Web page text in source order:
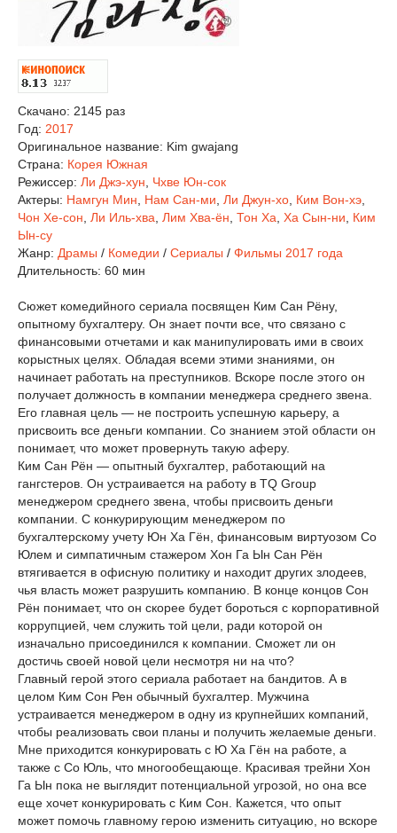
Скачано: 2145 раз
Год: 2017
Оригинальное название: Kim gwajang
Страна: Корея Южная
Режиссер: Ли Джэ-хун
Чхве Юн-сок
Актеры: Намгун Мин Нам Сан-ми Ли Джун-хо Ким Вон-хэ
Чон Хе-сон Ли Иль-хва Лим Хва-ён Тон Ха Ха Сын-ни
Ким
Ын-су
Жанр: Драмы / Комедии / Сериалы / Фильмы 2017 года
Длительность: 60 мин
Сюжет комедийного сериала посвящен Ким Сан Рёну,
опытному бухгалтеру. Он знает почти все, что связано с
финансовыми отчетами и как манипулировать ими в своих
корыстных целях. Обладая всеми этими знаниями, он
начинает работать на преступников. Вскоре после этого он
получает должность в компании менеджера среднего звена.
Его главная цель — не построить успешную карьеру, а
присвоить все деньги компании. Со знанием этой области он
понимает, что может провернуть такую ​​аферу.
Ким Сан Рён — опытный бухгалтер, работающий на
гангстеров. Он устраивается на работу в TQ Group
менеджером среднего звена, чтобы присвоить деньги
компании. С конкурирующим менеджером по
бухгалтерскому учету Юн Ха Гён, финансовым виртуозом Со
Юлем и симпатичным стажером Хон Га Ын Сан Рён
втягивается в офисную политику и находит других злодеев,
чья власть может разрушить компанию. В конце концов Сон
Рён понимает, что он скорее будет бороться с корпоративной
коррупцией, чем служить той цели, ради которой он
изначально присоединился к компании. Сможет ли он
достичь своей новой цели несмотря ни на что?
Главный герой этого сериала работает на бандитов. А в
целом Ким Сон Рен обычный бухгалтер. Мужчина
устраивается менеджером в одну из крупнейших компаний,
чтобы реализовать свои планы и получить желаемые деньги.
Мне приходится конкурировать с Ю Ха Гён на работе, а
также с Со Юль, что многообещающе. Красивая трейни Хон
Га Ын пока не выглядит потенциальной угрозой, но она все
еще хочет конкурировать с Ким Сон. Кажется, что опыт
может помочь главному герою изменить ситуацию, но вскоре